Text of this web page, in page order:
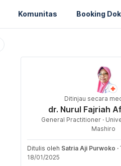
Komunitas Booking
Ditinjau secara
dr. Nurul Fajriah
General Practitioner ·
Mashiro
Ditulis oleh Satria Aji Purwoko ·
18/01/2025